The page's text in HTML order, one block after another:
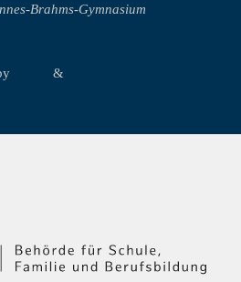
Brahms-Gymnasium
Fluida &